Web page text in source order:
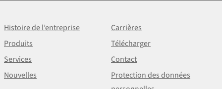
Histoire de l’entreprise
Carrières
Produits
Télécharger
Services
Contact
Nouvelles
Protection des données